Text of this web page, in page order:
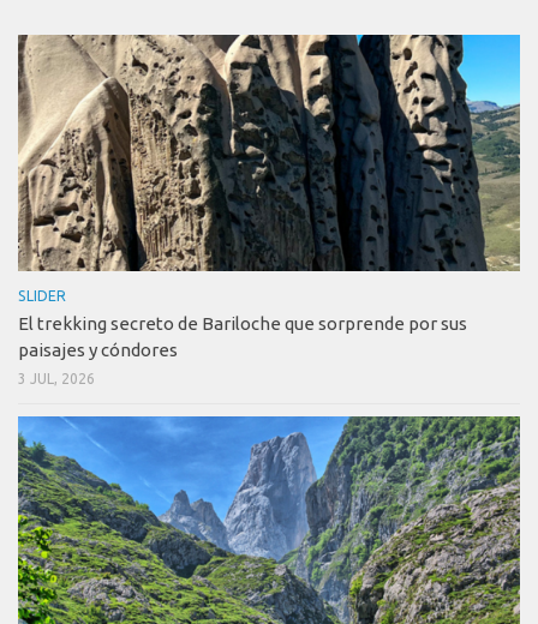
SLIDER
El trekking secreto de Bariloche que sorprende por sus
paisajes y cóndores
3 JUL, 2026